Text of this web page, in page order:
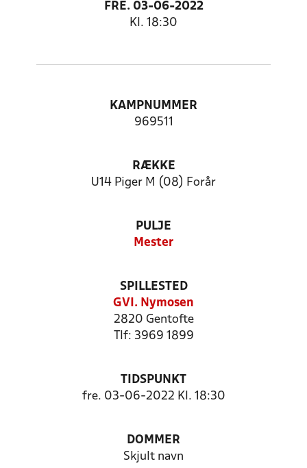
FRE. 03-06-2022
Kl. 18:30
KAMPNUMMER
969511
RÆKKE
U14 Piger M (08) Forår
PULJE
Mester
SPILLESTED
GVI. Nymosen
2820 Gentofte
Tlf: 3969 1899
TIDSPUNKT
fre. 03-06-2022 Kl. 18:30
DOMMER
Skjult navn